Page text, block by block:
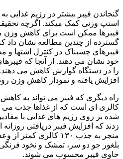
گنجاندن فیبر بیشتر در رژیم غذایی
استپ وزنی کمک میکند. اگرچه
فیبرها ممکن است برای کاهش وزن
گسترده از چندین مطالعه نشان داد
فیبرهای چسبناک در کنترل اشتها و
خود نشان می دهند. از آنجا که
را در دستگاه گوارش کاهش می
افزایش یافته و نمودار کاهش
راه دیگری که فیبر می تواند به
کالری ای است که از غذاها جذب می
شده بر روی رژیم های غذایی با
منجر به جذب ۱۳۰ کالری
بلغور جو دو سر، تمشک و نخود فرنگی
حاوی فیبر محسوب می شوند.